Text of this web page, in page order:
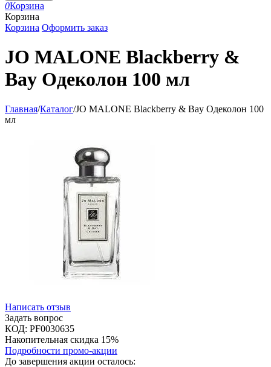
0Корзина
Корзина
Корзина Оформить заказ
JO MALONE Blackberry &
Bay Одеколон 100 мл
Главная/Каталог/JO MALONE Blackberry & Bay Одеколон 100
мл
Написать отзыв
Задать вопрос
КОД: PF0030635
Накопительная скидка 15%
Подробности промо-акции
До завершения акции осталось: